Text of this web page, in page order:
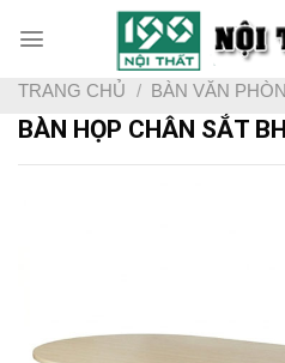
TRANG CHỦ / BÀN VĂN
BÀN HỌP CHÂN SẮT